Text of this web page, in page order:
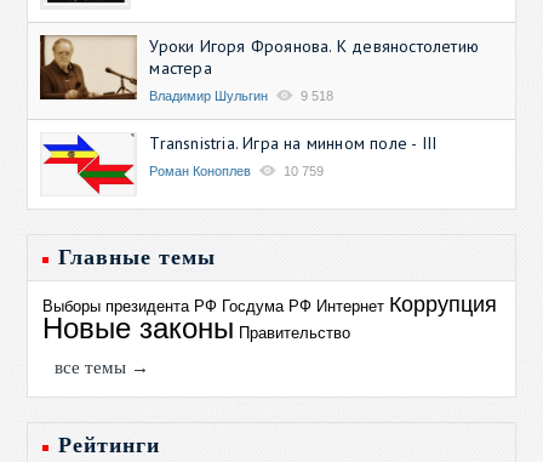
Уроки Игоря Фроянова. К девяностолетию
мастера
Владимир Шульгин 9 518
Transnistria. Игра на минном поле - III
Роман Коноплев 10 759
Главные темы
Выборы президента РФ Госдума РФ Интернет Коррупция
Новые законы Правительство
все темы →
Рейтинги